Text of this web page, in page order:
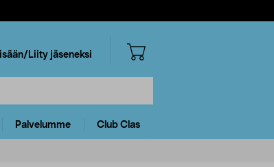
Liity jäseneksi
Palvelumme Club Clas